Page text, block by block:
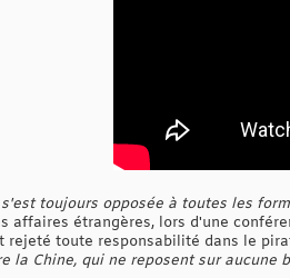
toujours opposée à toutes les
affaires étrangères, lors d'une
rejeté toute responsabilité dans le
la Chine, qui ne reposent sur aucune